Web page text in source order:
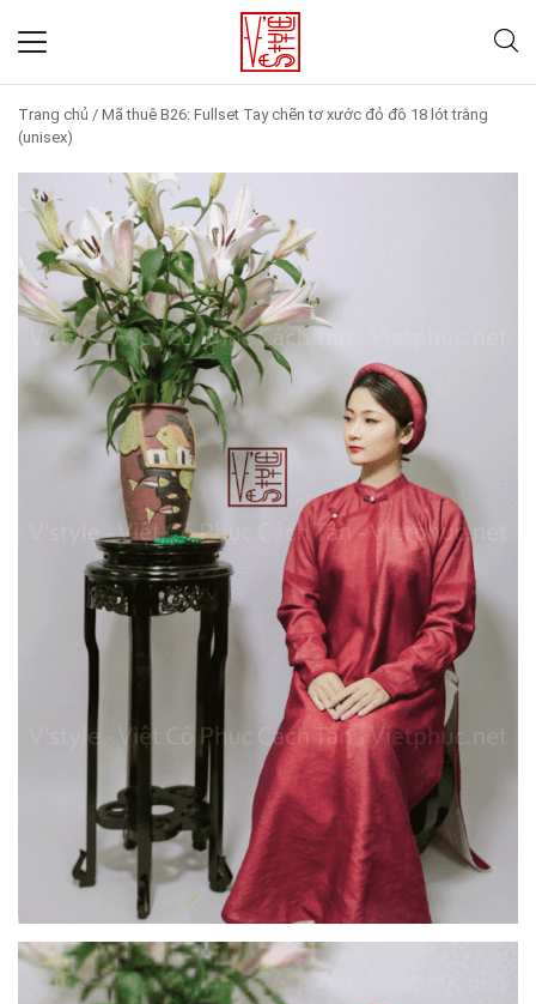
Trang chủ / Mã thuê B26: Fullset Tay chẽn tơ xước đỏ đô 18 lót trắng
(unisex)